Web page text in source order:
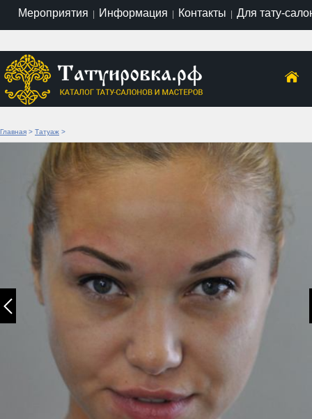
Мероприятия | Информация | Контакты | Для тату-
Главная > Татуаж >